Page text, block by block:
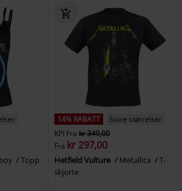
Topp
14% RABATT
Store størrelser
KPI Fra kr 349,00
Fra kr 297,00
Hetfield Vulture Metallica
T-
skjorte